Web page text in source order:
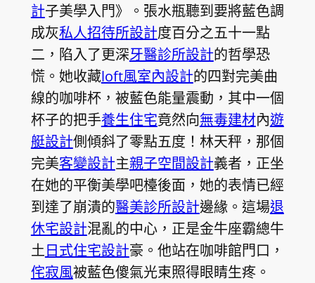
計子美學入門》。張水瓶聽到要將藍色調
成灰私人招待所設計度百分之五十一點
二，陷入了更深牙醫診所設計的哲學恐
慌。她收藏loft風室內設計的四對完美曲
線的咖啡杯，被藍色能量震動，其中一個
杯子的把手養生住宅竟然向無毒建材內遊
艇設計側傾斜了零點五度！林天秤，那個
完美客變設計主親子空間設計義者，正坐
在她的平衡美學吧檯後面，她的表情已經
到達了崩潰的醫美診所設計邊緣。這場退
休宅設計混亂的中心，正是金牛座霸總牛
土日式住宅設計豪。他站在咖啡館門口，
侘寂風被藍色傻氣光束照得眼睛生疼。